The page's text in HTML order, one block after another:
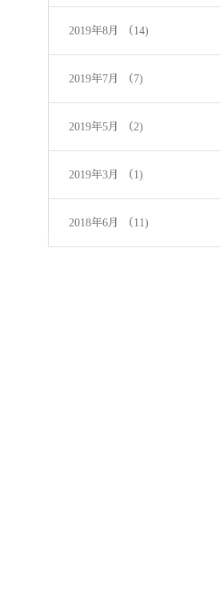
2019年8月 （14)
2019年7月 （7)
2019年5月 （2)
2019年3月 （1)
2018年6月 （11)